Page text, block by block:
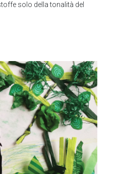
solo della tonalità del